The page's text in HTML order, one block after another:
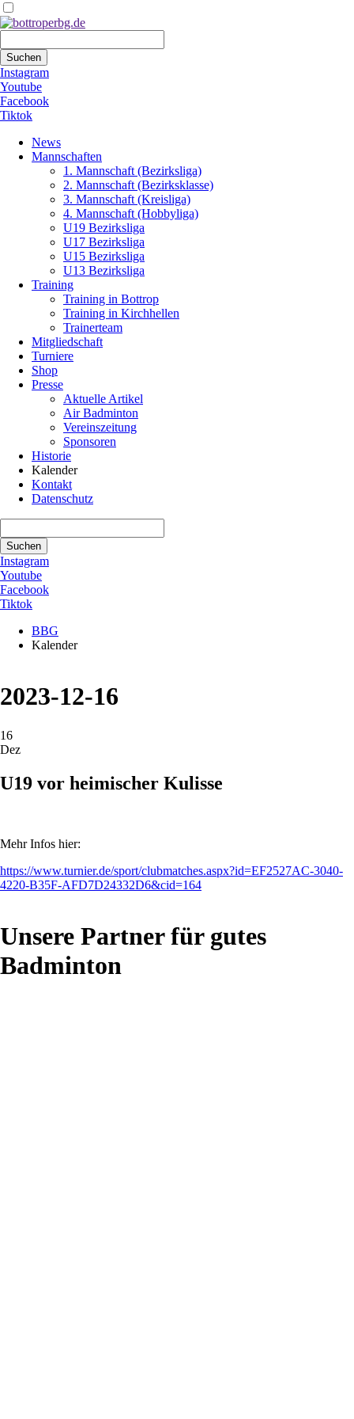
Suchen
Instagram
Youtube
Facebook
Tiktok
überspringen
News
Mannschaften
1. Mannschaft (Bezirksliga)
2. Mannschaft (Bezirksklasse)
3. Mannschaft (Kreisliga)
4. Mannschaft (Hobbyliga)
U19 Bezirksliga
U17 Bezirksliga
U15 Bezirksliga
U13 Bezirksliga
Training
Training in Bottrop
Training in Kirchhellen
Trainerteam
Mitgliedschaft
Turniere
Shop
Presse
Aktuelle Artikel
Air Badminton
Vereinszeitung
Sponsoren
Historie
Kalender
Kontakt
Datenschutz
Suchen
Instagram
Youtube
Facebook
Tiktok
BBG
Kalender
2023-12-16
16
Dez
U19 vor heimischer Kulisse
Mehr Infos hier:
https://www.turnier.de/sport/clubmatches.aspx?id=EF2527AC-3040-
4220-B35F-AFD7D24332D6&cid=164
Unsere Partner für gutes
Badminton